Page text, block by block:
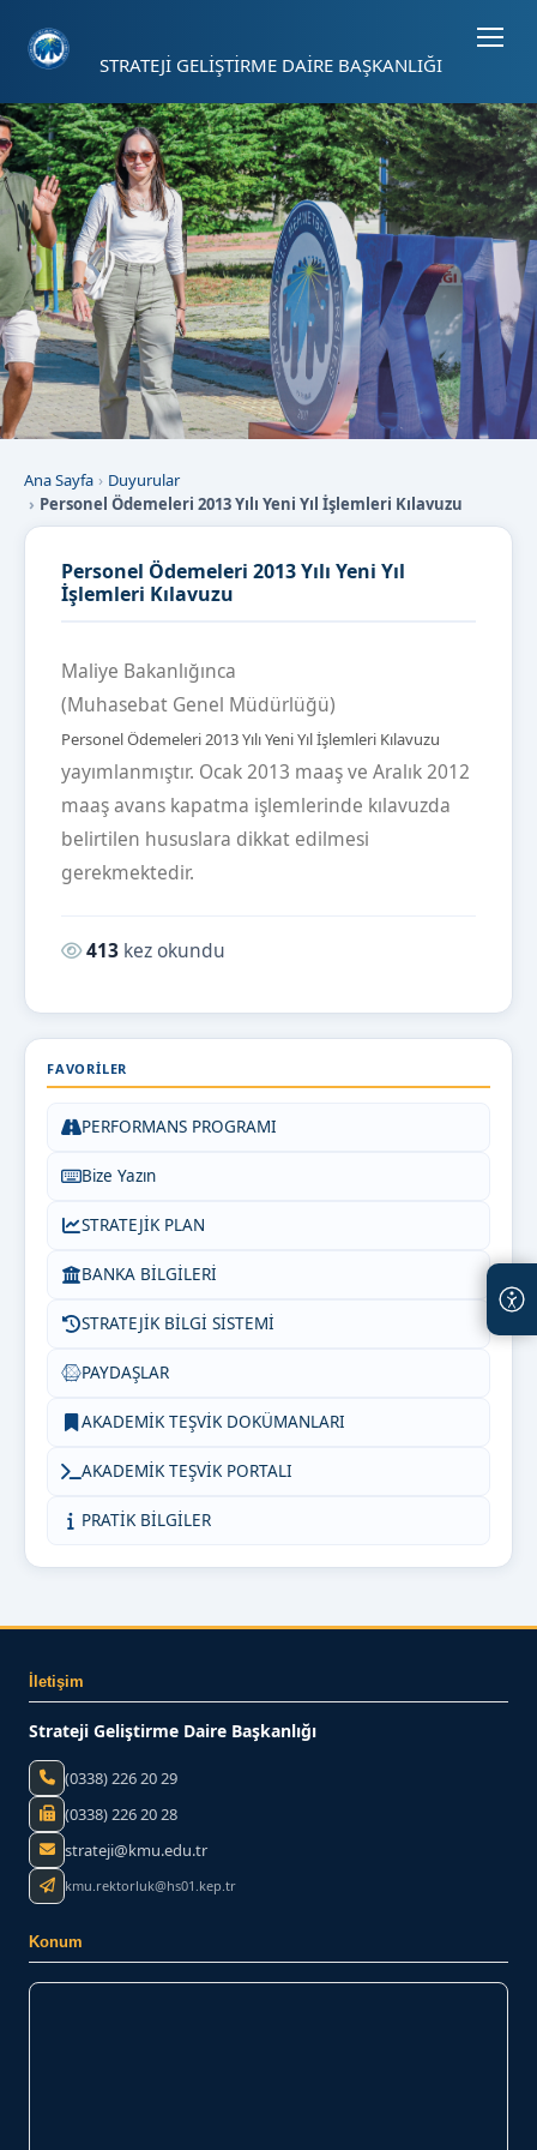
STRATEJİ GELİŞTİRME DAİRE BAŞKANLIĞI
Ana Sayfa
Duyurular
Personel Ödemeleri 2013 Yılı Yeni Yıl İşlemleri Kılavuzu
Personel Ödemeleri 2013 Yılı Yeni Yıl
İşlemleri Kılavuzu
Maliye Bakanlığınca
(Muhasebat Genel Müdürlüğü)
Personel Ödemeleri 2013 Yılı Yeni Yıl İşlemleri Kılavuzu
yayımlanmıştır. Ocak 2013 maaş ve Aralık 2012
maaş avans kapatma işlemlerinde kılavuzda
belirtilen hususlara dikkat edilmesi
gerekmektedir.
Okunma sayısı:
413 kez okundu
FAVORILER
PERFORMANS PROGRAMI
Bize Yazın
STRATEJİK PLAN
BANKA BİLGİLERİ
STRATEJİK BİLGİ SİSTEMİ
PAYDAŞLAR
AKADEMİK TEŞVİK DOKÜMANLARI
AKADEMİK TEŞVİK PORTALI
PRATİK BİLGİLER
İletişim
Strateji Geliştirme Daire Başkanlığı
(0338) 226 20 29
(0338) 226 20 28
strateji@kmu.edu.tr
kmu.rektorluk@hs01.kep.tr
Konum